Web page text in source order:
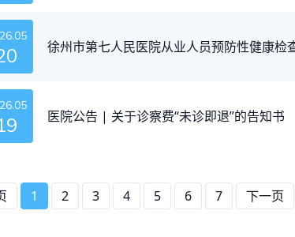
徐州市第七人民医院从业人员预防性健康检
医院公告 | 关于诊察费“未诊即退”的告知书
1 2 3 4 5 6 7 下一页